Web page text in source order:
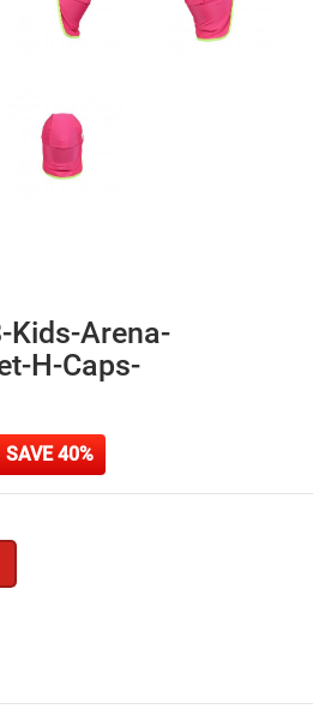
Kids-Arena-
H-Caps-
SAVE 40%